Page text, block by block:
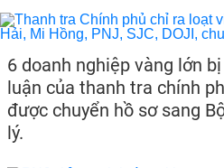
6 doanh nghiệp vàng lớn
luận của thanh tra chính
được chuyển hồ sơ sang
lý.